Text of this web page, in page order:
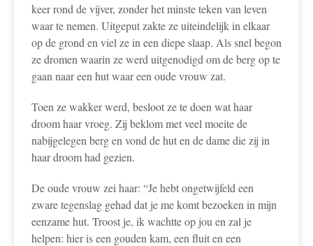
keer rond de vijver, zonder het minste teken van leven
waar te nemen. Uitgeput zakte ze uiteindelijk in elkaar
op de grond en viel ze in een diepe slaap. Als snel begon
ze dromen waarin ze werd uitgenodigd om de berg op te
gaan naar een hut waar een oude vrouw zat.
Toen ze wakker werd, besloot ze te doen wat haar
droom haar vroeg. Zij beklom met veel moeite de
nabijgelegen berg en vond de hut en de dame die zij in
haar droom had gezien.
De oude vrouw zei haar: “Je hebt ongetwijfeld een
zware tegenslag gehad dat je me komt bezoeken in mijn
eenzame hut. Troost je, ik wachtte op jou en zal je
helpen: hier is een gouden kam, een fluit en een